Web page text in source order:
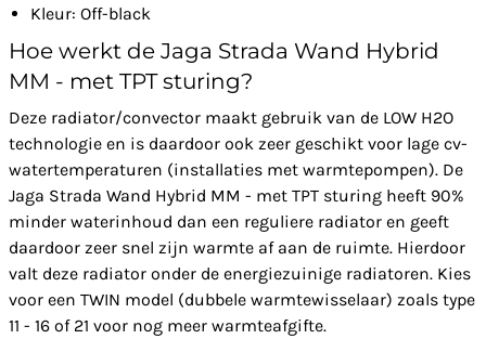
Kleur: Off-black
Hoe werkt de Jaga Strada Wand Hybrid
MM - met TPT sturing?
Deze radiator/convector maakt gebruik van de LOW H2O
technologie en is daardoor ook zeer geschikt voor lage cv-
watertemperaturen (installaties met warmtepompen). De
Jaga Strada Wand Hybrid MM - met TPT sturing heeft 90%
minder waterinhoud dan een reguliere radiator en geeft
daardoor zeer snel zijn warmte af aan de ruimte. Hierdoor
valt deze radiator onder de energiezuinige radiatoren. Kies
voor een TWIN model (dubbele warmtewisselaar) zoals type
11 - 16 of 21 voor nog meer warmteafgifte.